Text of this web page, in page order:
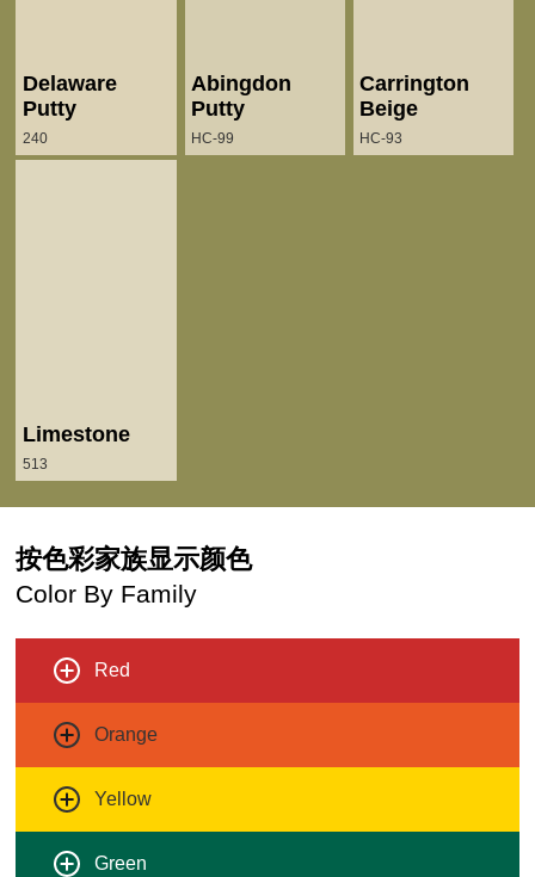
Delaware
Putty
240
Abingdon
Putty
HC-99
Carrington
Beige
HC-93
Limestone
513
按色彩家族显示颜色
Color By Family
Red
Orange
Yellow
Green